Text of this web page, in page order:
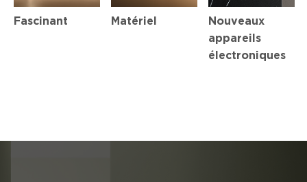
Fascinant Matériel
Nouveaux
appareils
électroniques